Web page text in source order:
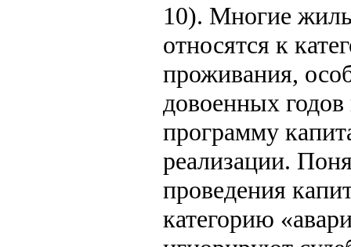
10). Многие
относятся к
проживания,
довоенных
программу
реализации.
проведения
категорию